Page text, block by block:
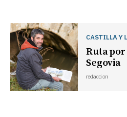
CASTILLA Y
Ruta
Segovia
redaccion